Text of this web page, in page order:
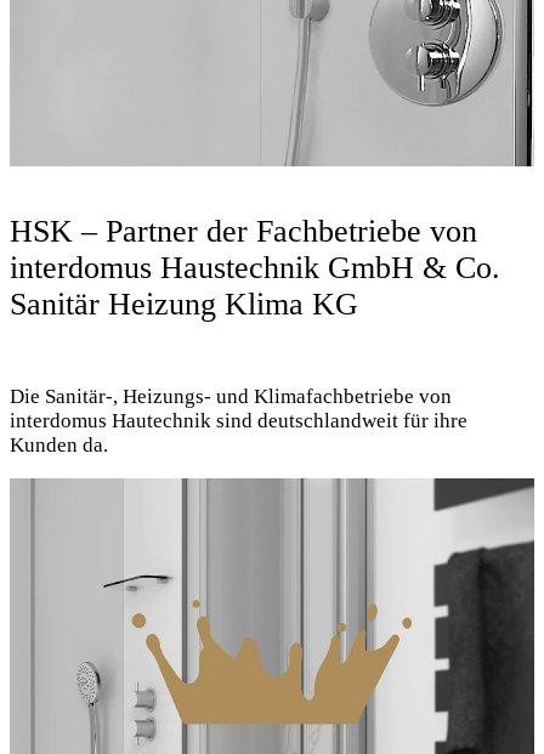
HSK – Partner der Fachbetriebe von
interdomus Haustechnik GmbH & Co.
Sanitär Heizung Klima KG
Die Sanitär-, Heizungs- und Klimafachbetriebe von
interdomus Hautechnik sind deutschlandweit für ihre
Kunden da.